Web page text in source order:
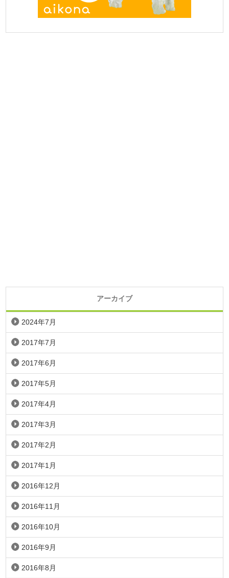
アーカイブ
2024年7月
2017年7月
2017年6月
2017年5月
2017年4月
2017年3月
2017年2月
2017年1月
2016年12月
2016年11月
2016年10月
2016年9月
2016年8月